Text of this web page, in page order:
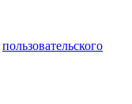
пользовательского